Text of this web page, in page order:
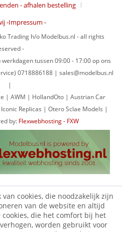
- afhalen bestelling
-Impressum -
Trading h/o Modelbus.nl - all rights
-
tussen 09:00 - 17:00 op ons
0718886188 | sales@modelbus.nl
|
| AWM | HollandOto | Austrian Car
Replicas | Otero Sclae Models |
by: Flexwebhosting - FXW
cookies, die noodzakelijk zijn
van de website en altijd
die het comfort bij het
worden gebruikt voor